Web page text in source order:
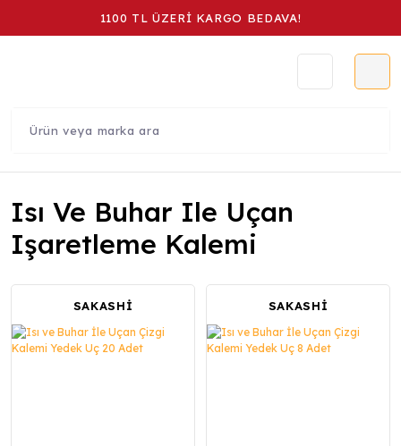
1100 TL ÜZERİ KARGO BEDAVA!
Isı Ve Buhar Ile Uçan
Işaretleme Kalemi
SAKASHİ SAKASHİ